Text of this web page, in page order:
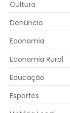
Cultura
Denúncia
Economia
Economia Rural
Educação
Esportes